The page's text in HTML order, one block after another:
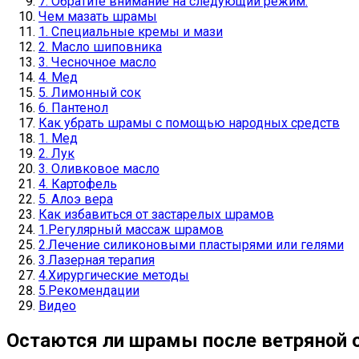
Чем мазать шрамы
1. Специальные кремы и мази
2. Масло шиповника
3. Чесночное масло
4. Мед
5. Лимонный сок
6. Пантенол
Как убрать шрамы с помощью народных средств
1. Мед
2. Лук
3. Оливковое масло
4. Картофель
5. Алоэ вера
Как избавиться от застарелых шрамов
1.Регулярный массаж шрамов
2.Лечение силиконовыми пластырями или гелями
3.Лазерная терапия
4.Хирургические методы
5.Рекомендации
Видео
Остаются ли шрамы после ветряной